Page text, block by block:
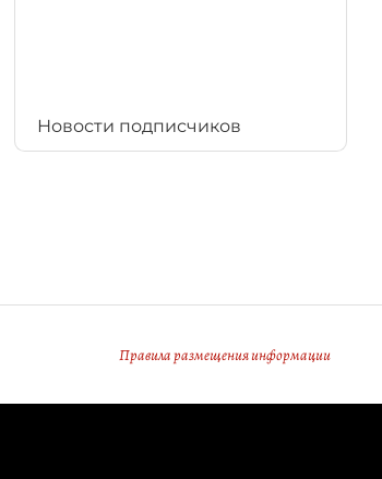
Новости подписчиков
Правила размещения информации